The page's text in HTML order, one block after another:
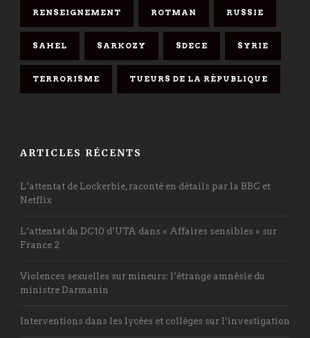
RENSEIGNEMENT ROTMAN RUSSIE
SAHEL SARKOZY SDECE SYRIE
TERRORISME TUEURS DE LA RÉPUBLIQUE
ARTICLES RÉCENTS
L’attentat de Lockerbie, raconté en détails par la BBC et
Netflix
L’attentat du DC10 d’UTA dans « Affaires sensibles » sur
France 2
Violences sexuelles sur mineurs: l’étrange amnésie du
ministre Darmanin
Interventions dans les lycées et collèges sur l’investigation